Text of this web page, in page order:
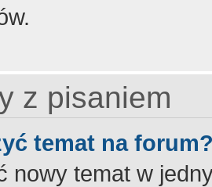
z pisaniem
temat na
nowy temat w